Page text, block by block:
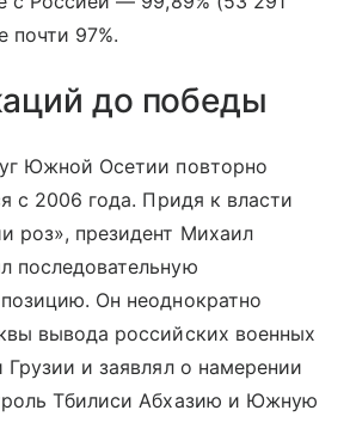
почти 97%.
до победы
Южной Осетии повторно
с 2006 года. Придя к власти
роз», президент Михаил
последовательную
Он неоднократно
вывода российских военных
Грузии и заявлял о намерении
Тбилиси Абхазию и Южную